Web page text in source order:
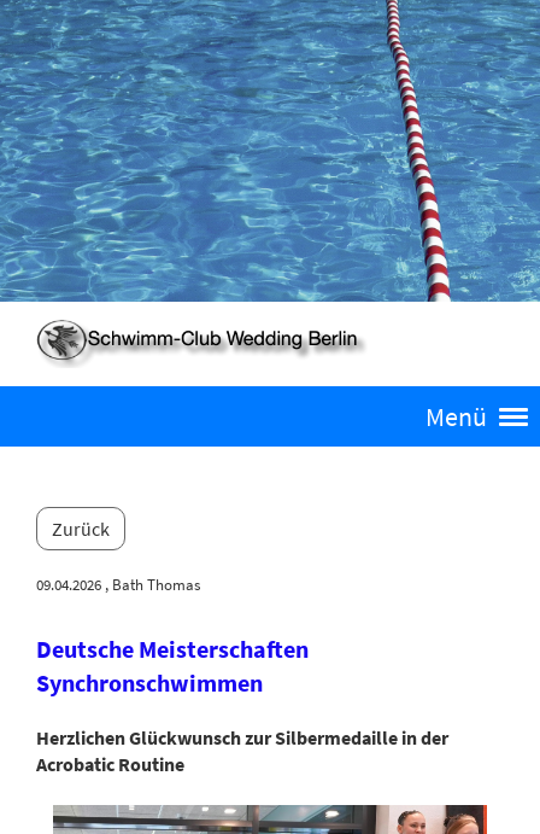
Menü
Zurück
09.04.2026 , Bath Thomas
Deutsche Meisterschaften
Synchronschwimmen
Herzlichen Glückwunsch zur Silbermedaille in der
Acrobatic Routine